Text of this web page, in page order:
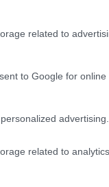
related to
to Google for online
advertising.
related to
mercato in
del
Ma come
di competenze
In
le opportunità